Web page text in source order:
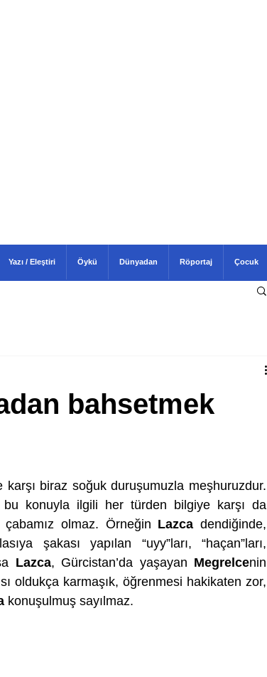
bahsetmek
biraz soğuk duruşumuzla meşhuruzdur.
konuyla ilgili her türden bilgiye karşı da
olmaz. Örneğin Lazca dendiğinde,
şakası yapılan “uyy”ları, “haçan”ları,
Lazca, Gürcistan’da yaşayan Megrelcenin
oldukça karmaşık, öğrenmesi hakikaten zor,
konuşulmuş sayılmaz.
Yazı / Eleştiri Öykü Dünyadan Röportaj Çocuk